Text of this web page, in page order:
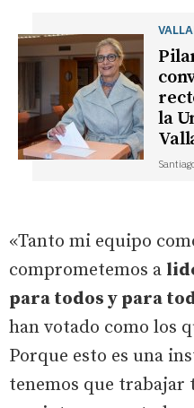
la
«Tanto mi equipo
comprometemos a
para todos y para
han votado como los
Porque esto es una
tenemos que trabajar